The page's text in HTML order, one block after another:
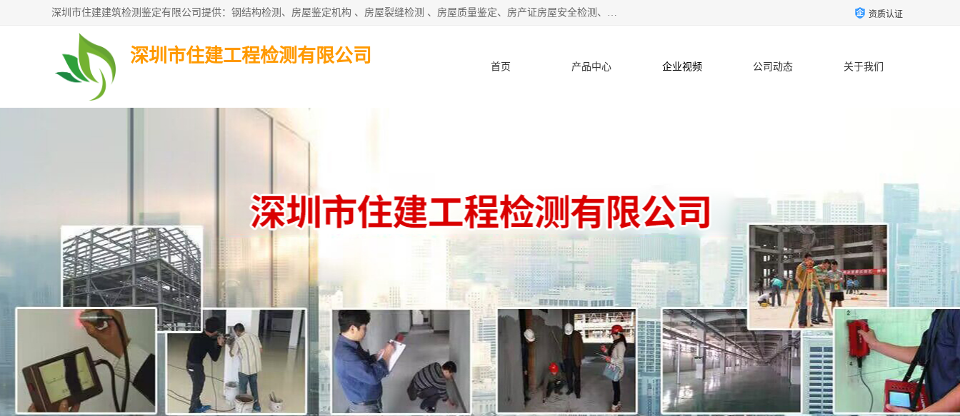
深圳市住建建筑检测鉴定有限公司提供：钢结构检测、房屋鉴定机构 、房屋裂缝检测 、房屋质量鉴定、房产证房屋安全检测、房屋检测鉴定、钢结构夹层安全检测、养老院房屋抗震检测等服务。 资质认证
深圳市住建工程检测有限公司
首页 产品中心 企业视频 公司动态 关于我们